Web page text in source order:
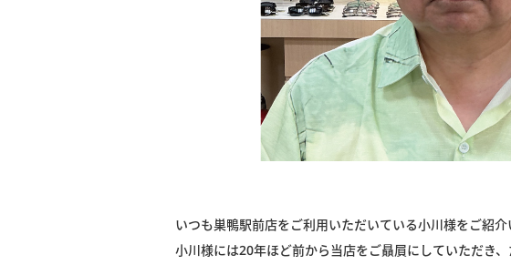
いつも巣鴨駅前店をご利用いただいている小川様をご紹介
小川様には20年ほど前から当店をご贔屓にしていただき